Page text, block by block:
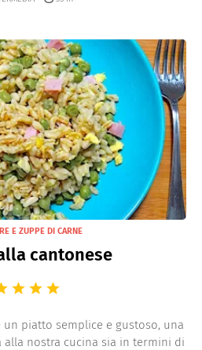
E ZUPPE DI CARNE
cantonese
piatto semplice e gustoso, una
alla nostra cucina sia in termini di